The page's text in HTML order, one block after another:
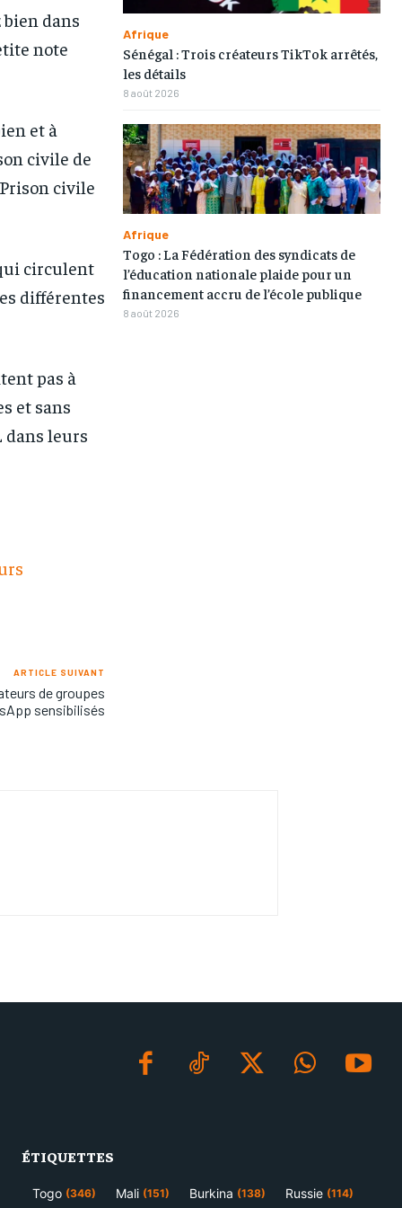
TOGOREGARD
LOMEBOUGEINFO
NOUVELLE D’AFRIQUE
228FOOT
ACTU LOMÉ
to this tier, you are billed
after the first one until you
of the monthly subscription.
to this tier, you are billed
after the first one until you
of the monthly subscription.
TOGOREGARD
LOMEBOUGEINFO
NOUVELLE D’AFRIQUE
228FOOT
ACTU LOMÉ
TOGOREGARD
LOMEBOUGEINFO
NOUVELLE D’AFRIQUE
228FOOT
ACTU LOMÉ
TOGOREGARD
LOMEBOUGEINFO
NOUVELLE D’AFRIQUE
228FOOT
ACTU LOMÉ
dans
note
et à
civile de
civile
circulent
différentes
pas à
et sans
dans leurs
ARTICLE SUIVANT
de groupes
sensibilisés
Afrique
Sénégal : Trois créateurs TikTok arrêtés,
les détails
8 août 2026
Afrique
Togo : La Fédération des syndicats de
l’éducation nationale plaide pour un
financement accru de l’école publique
8 août 2026
ÉTIQUETTES
Togo (346) Mali (151) Burkina (138) Russie (114)